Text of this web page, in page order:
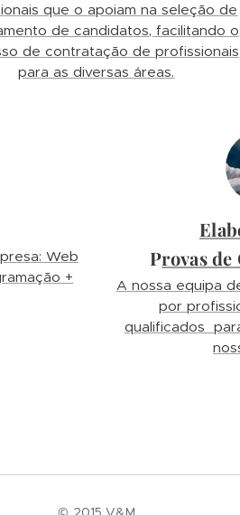
que o apoiam na seleção de
de candidatos, facilitando o
de contratação de profissionais
para as diversas áreas.
Web
+
Provas de
A nossa equipa
por
qualificados